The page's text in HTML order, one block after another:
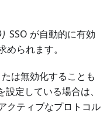
SSO が自動的に有効
られます。
は無効化することも
定している場合は、
クティブなプロトコル